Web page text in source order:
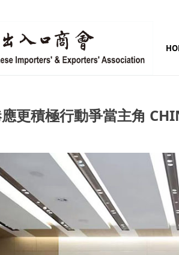
更積極行動爭當主角